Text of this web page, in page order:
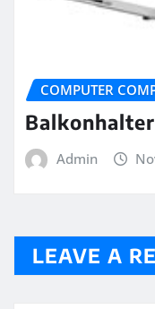
COMPUTER
Admin
LEAVE A